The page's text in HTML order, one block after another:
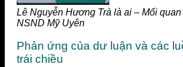
Lê Nguyễn Hương Trà là ai – Mối
NSND Mỹ Uyên
Phản ứng của dư luận và các
trái chiều